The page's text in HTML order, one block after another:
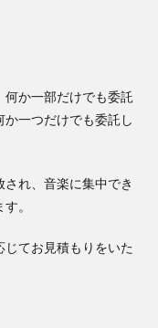
何か一部だけでも委託
一つだけでも委託し
れ、音楽に集中でき
。
てお見積もりをいた